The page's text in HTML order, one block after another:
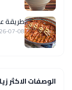
طريقة
07-08
الوصفات الاكثر